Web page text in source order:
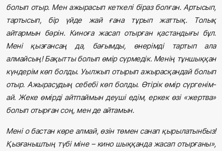
болып отыр. Мен ажырасып кеткелі біраз болған. Артысып,
тартысып, бір үйде жай ғана тұрып жаттық. Толық
айтармын бәрін. Киноға жасап отырған қастандығы бұл.
Мені қызғансаң да, бағымды, өнерімді тартып ала
алмайсың! Бақытты болып өмір сүрмедік. Менің тұншыққан
күндерім көп болды. Уылжып отырып ажырасқандай болып
отыр. Ажырасудың себебі көп болды. Өтірік өмір сүргенім-
ай. Жеке өмірді айтпаймын деуші едім, еркек өзі «жертва»
болып отырған соң, мен де айтамын.
Мені о бастан көре алмай, өзін төмен санап қырылатынбыз!
Қызғаныштың түбі міне – кино шыққанда жасап отырғаны»,